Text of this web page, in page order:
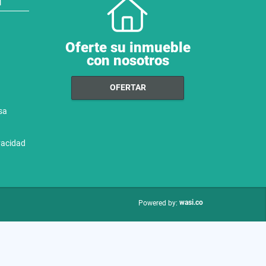
Oferte su inmueble
con nosotros
OFERTAR
Powered by: wasi.co